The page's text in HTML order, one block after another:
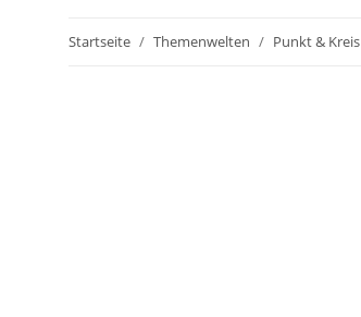
Startseite Themenwelten Punkt & Kreis